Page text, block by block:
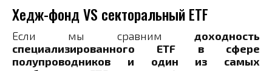
Хедж-фонд VS секторальный ETF
Если мы сравним доходность
специализированного ETF в сфере
полупроводников и один из самых